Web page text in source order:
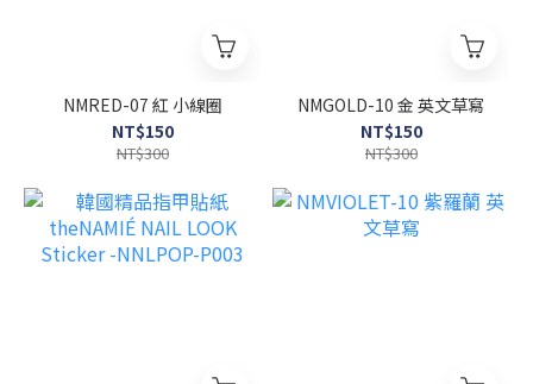
NMRED-07 紅 小線圈
NT$150
NT$300
NMGOLD-10 金 英文草寫
NT$150
NT$300